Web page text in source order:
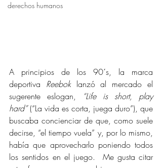
derechos humanos
A principios de los 90´s, la marca
deportiva Reebok lanzó al mercado el
sugerente eslogan,
“Life is short, play
hard” (“La vida es corta, juega duro”), que
buscaba concienciar de que, como suele
decirse, “el tiempo vuela” y, por lo mismo,
había que aprovecharlo poniendo todos
los sentidos en el juego.  Me gusta citar